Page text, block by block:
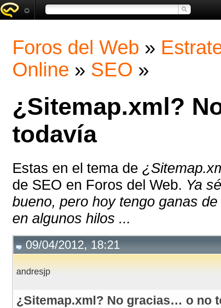
Foros del Web »
Online » SEO »
¿Sitemap.xml?
todavía
Estas en el tema de
de SEO en Foros del Web. Ya
bueno, pero hoy tengo ganas
en algunos hilos ...
09/04/2012, 18:21
andresjp
¿Sitemap.xml? No gracias… o no